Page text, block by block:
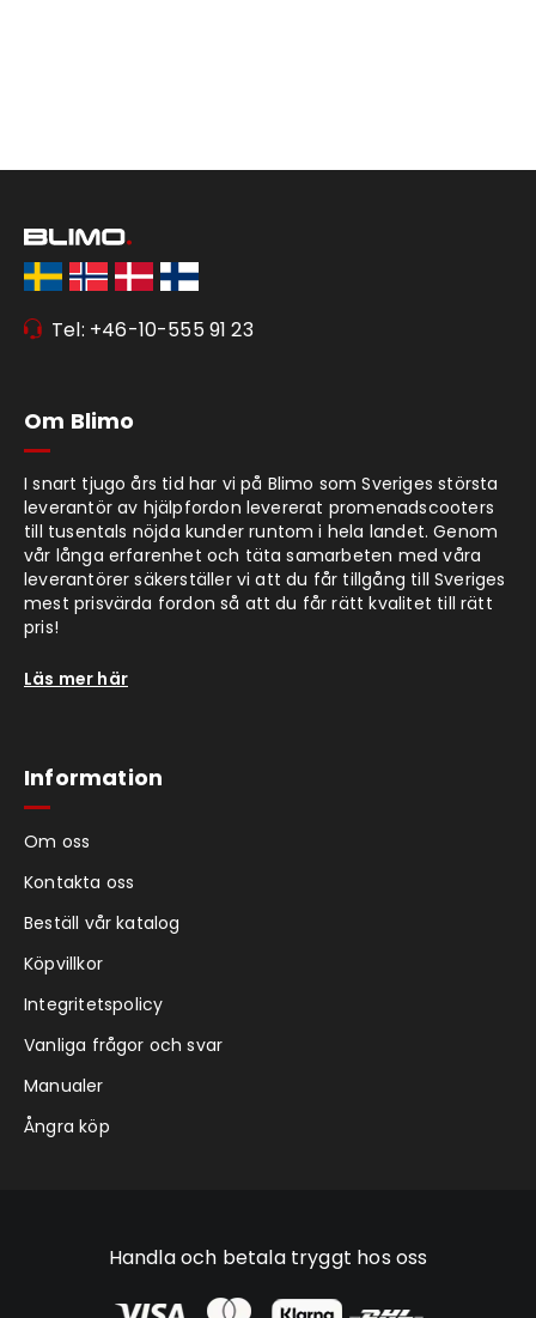
Tel: +46-10-555 91 23
Om Blimo
I snart tjugo års tid har vi på Blimo som Sveriges största
leverantör av hjälpfordon levererat promenadscooters
till tusentals nöjda kunder runtom i hela landet. Genom
vår långa erfarenhet och täta samarbeten med våra
leverantörer säkerställer vi att du får tillgång till Sveriges
mest prisvärda fordon så att du får rätt kvalitet till rätt
pris!
Läs mer här
Information
Om oss
Kontakta oss
Beställ vår katalog
Köpvillkor
Integritetspolicy
Vanliga frågor och svar
Manualer
Ångra köp
Handla och betala tryggt hos oss